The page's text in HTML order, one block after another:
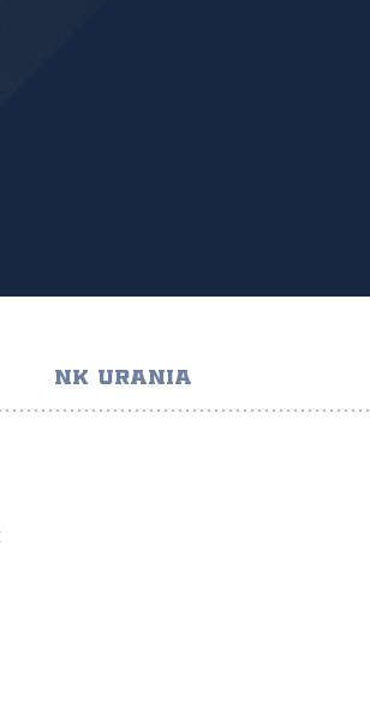
NK URANIA